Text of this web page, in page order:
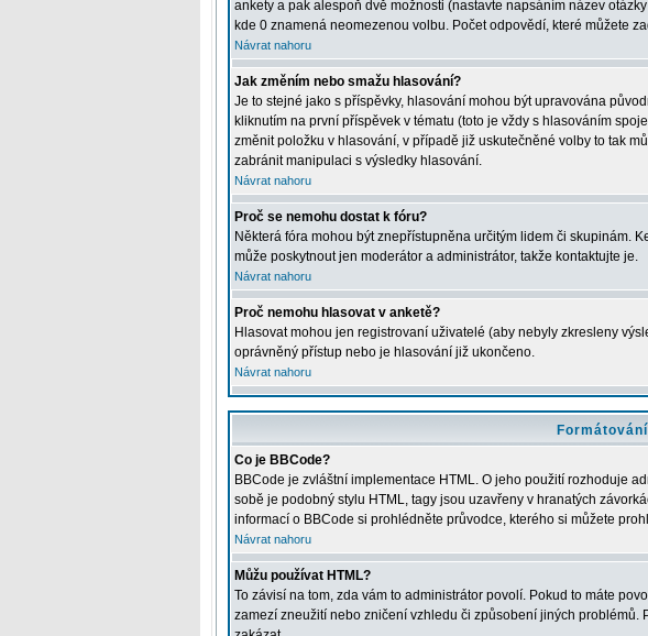
ankety a pak alespoň dvě možnosti (nastavte napsáním název
kde 0 znamená neomezenou volbu. Počet odpovědí, které můžete
Návrat nahoru
Jak změním nebo smažu hlasování?
Je to stejné jako s příspěvky, hlasování mohou být upravována
kliknutím na první příspěvek v tématu (toto je vždy s hlasováním
změnit položku v hlasování, v případě již uskutečněné volby to tak
zabránit manipulaci s výsledky hlasování.
Návrat nahoru
Proč se nemohu dostat k fóru?
Některá fóra mohou být znepřístupněna určitým lidem či skupinám.
může poskytnout jen moderátor a administrátor, takže kontaktujte je.
Návrat nahoru
Proč nemohu hlasovat v anketě?
Hlasovat mohou jen registrovaní uživatelé (aby nebyly zkresleny
oprávněný přístup nebo je hlasování již ukončeno.
Návrat nahoru
Co je BBCode?
BBCode je zvláštní implementace HTML. O jeho použití rozhoduje
sobě je podobný stylu HTML, tagy jsou uzavřeny v hranatých
informací o BBCode si prohlédněte průvodce, kterého si můžete
Návrat nahoru
Můžu používat HTML?
To závisí na tom, zda vám to administrátor povolí. Pokud to máte
zamezí zneužití nebo zničení vzhledu či způsobení jiných